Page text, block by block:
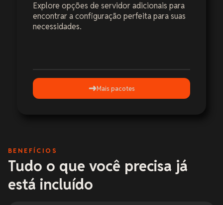
Explore opções de servidor adicionais para
encontrar a configuração perfeita para suas
necessidades.
Mais pacotes
BENEFÍCIOS
Tudo o que você precisa já
está incluído